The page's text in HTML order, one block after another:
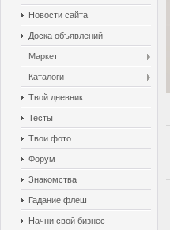
Новости сайта
Доска объявлений
Маркет
Каталоги
Твой дневник
Тесты
Твои фото
Форум
Знакомства
Гадание флеш
Начни свой бизнес